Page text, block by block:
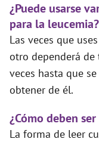
¿Puede usarse
para la leucemia?
Las veces que
otro dependerá de
veces hasta que
obtener de él.
¿Cómo deben
La forma de leer